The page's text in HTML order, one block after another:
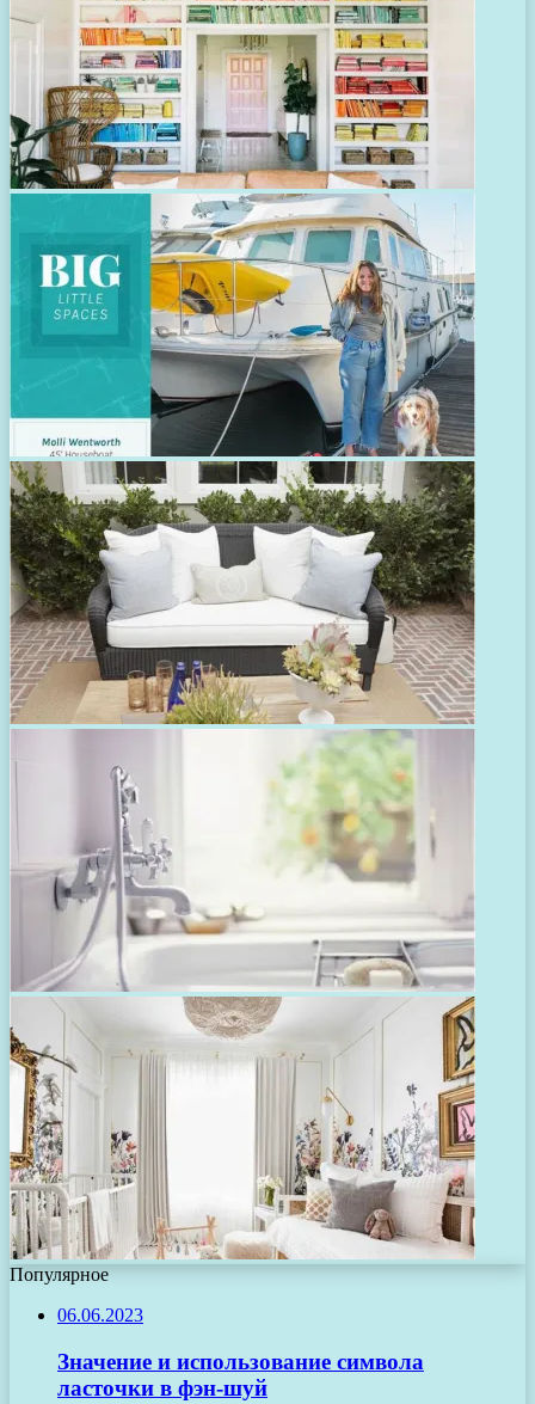
Популярное
06.06.2023
Значение и использование символа
ласточки в фэн-шуй